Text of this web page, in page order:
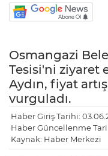
Osmangazi
Tesisi'ni ziyaret
Aydın, fiyat
vurguladı.
Haber Giriş Tarihi:
Haber Güncellenme
Kaynak: Haber Merkezi